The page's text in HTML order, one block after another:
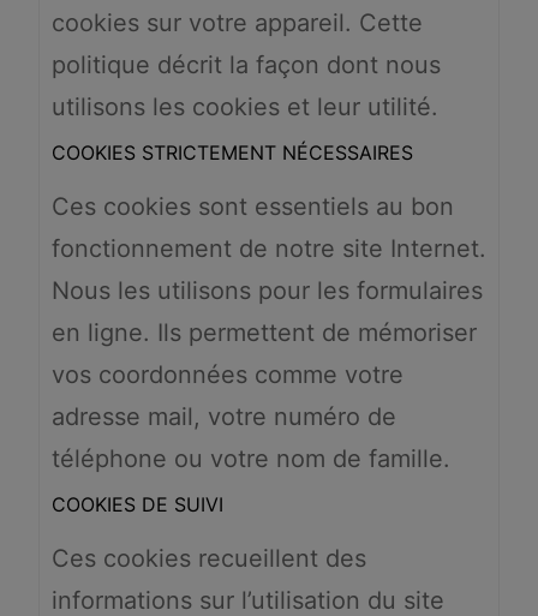
cookies sur votre appareil. Cette
politique décrit la façon dont nous
utilisons les cookies et leur utilité.
COOKIES STRICTEMENT NÉCESSAIRES
Ces cookies sont essentiels au bon
fonctionnement de notre site Internet.
Nous les utilisons pour les formulaires
en ligne. Ils permettent de mémoriser
vos coordonnées comme votre
adresse mail, votre numéro de
téléphone ou votre nom de famille.
COOKIES DE SUIVI
Ces cookies recueillent des
informations sur l’utilisation du site